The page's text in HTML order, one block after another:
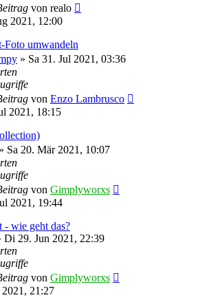
von realo
2021, 12:00
Foto umwandeln
» Sa 31. Jul 2021, 03:36
von Enzo Lambrusco
2021, 18:15
» Sa 20. Mär 2021, 10:07
von Gimplyworxs
2021, 19:44
- wie geht das?
Di 29. Jun 2021, 22:39
von Gimplyworxs
21:27